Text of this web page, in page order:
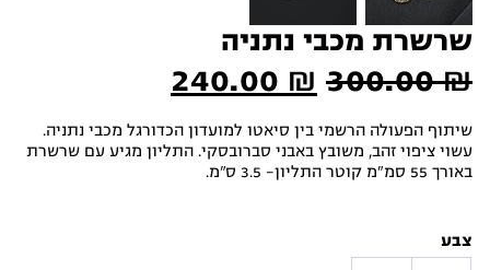
שרשרת מכבי נתניה
300.00₪
המחיר
המקורי
היה:
240.00₪
הנוכחי
הוא:
שיתוף הפעולה הרשמי בין סיאטו למועדון הכדורגל מכבי נתניה.
עשוי ציפוי זהב, משובץ באבני סברובסקי. התליון מגיע עם שרשרת
באורך 55 סמ"מ קוטר התליון– 3.5 ס”מ.
צבע